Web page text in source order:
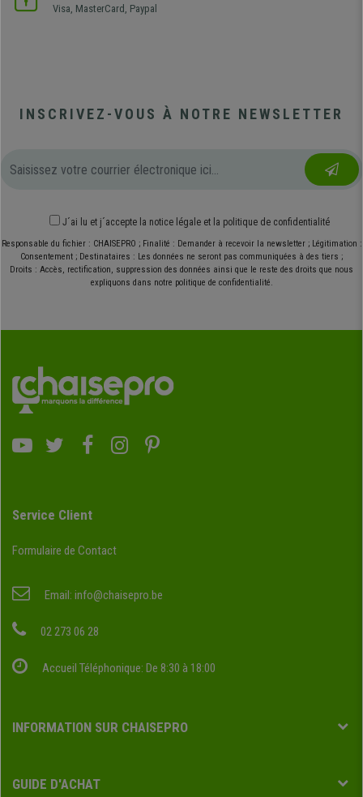
Visa, MasterCard, Paypal
INSCRIVEZ-VOUS À NOTRE NEWSLETTER
J´ai lu et j´accepte la notice légale et la politique de confidentialité
Responsable du fichier : CHAISEPRO ; Finalité : Demander à recevoir la newsletter ; Légitimation :
Consentement ; Destinataires : Les données ne seront pas communiquées à des tiers ;
Droits : Accès, rectification, suppression des données ainsi que le reste des droits que nous
expliquons dans notre politique de confidentialité.
Service Client
Formulaire de Contact
Email: info@chaisepro.be
02 273 06 28
Accueil Téléphonique: De 8:30 à 18:00
INFORMATION SUR CHAISEPRO
GUIDE D'ACHAT